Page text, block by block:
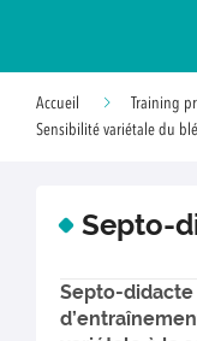
Accueil Training
Sensibilité variétale du
Septo-
Septo-